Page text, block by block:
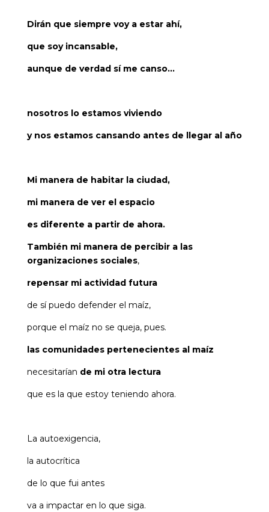
Dirán que siempre voy a estar ahí,
que soy incansable,
aunque de verdad sí me canso…
nosotros lo estamos viviendo
y nos estamos cansando antes de llegar al año
Mi manera de habitar la ciudad,
mi manera de ver el espacio
es diferente a partir de ahora.
También mi manera de percibir a las
organizaciones sociales,
repensar mi actividad futura
de sí puedo defender el maíz,
porque el maíz no se queja, pues.
las comunidades pertenecientes al maíz
necesitarían de mi otra lectura
que es la que estoy teniendo ahora.
La autoexigencia,
la autocrítica
de lo que fui antes
va a impactar en lo que siga.